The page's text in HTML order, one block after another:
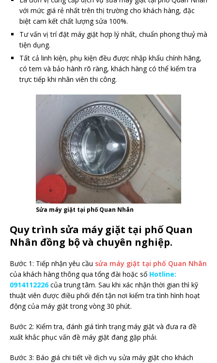
với mức giá rẻ nhất trên thị trường cho khách hàng, đặc
biệt cam kết chất lượng sửa 100%.
Tư vấn vị trí đặt máy giặt hợp lý nhất, chuẩn phong thuỷ mà
tiện dụng.
Tất cả linh kiện, phụ kiện đều được nhập khẩu chính hãng,
có tem và bảo hành rõ ràng, khách hàng có thể kiểm tra
trực tiếp khi nhân viên thi công.
Sửa máy giặt tại phố Quan Nhân
Quy trình sửa máy giặt tại phố Quan
Nhân đồng bộ và chuyên nghiệp.
Bước 1: Tiếp nhận yêu cầu sửa máy giặt tại phố Quan Nhân
của khách hàng thông qua tổng đài hoặc số Hotline:
0914112226 của trung tâm. Sau khi xác nhận thời gian thì kỹ
thuật viên được điều phối đến tận nơi kiểm tra tình hình hoạt
động của máy giặt trong vòng 30 phút.
Bước 2: Kiểm tra, đánh giá tình trạng máy giặt và đưa ra đề
xuất khắc phục vấn đề máy giặt đang gặp phải.
Bước 3: Báo giá chi tiết về dịch vụ sửa máy giặt cho khách